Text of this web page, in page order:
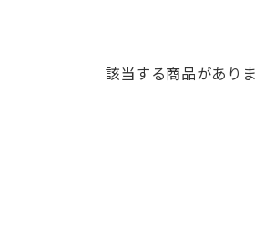
該当する商品がありま